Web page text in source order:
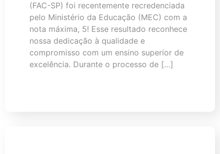
(FAC-SP) foi recentemente recredenciada
pelo Ministério da Educação (MEC) com a
nota máxima, 5! Esse resultado reconhece
nossa dedicação à qualidade e
compromisso com um ensino superior de
excelência. Durante o processo de […]